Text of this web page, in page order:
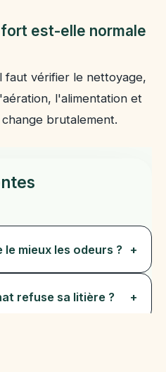
est-elle normale
faut vérifier le nettoyage,
l'alimentation et
brutalement.
mieux les odeurs ? +
refuse sa litière ? +